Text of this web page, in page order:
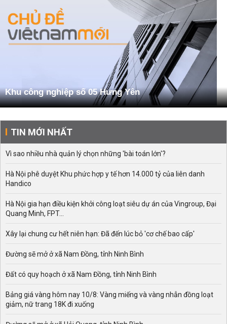
Khu công nghiệp số 05 Hưng Yên
TIN MỚI NHẤT
Vì sao nhiều nhà quản lý chọn những 'bài toán lớn'?
Hà Nội phê duyệt Khu phức hợp y tế hơn 14.000 tỷ của liên danh
Handico
Hà Nội gia hạn điều kiện khởi công loạt siêu dự án của Vingroup, Đại
Quang Minh, FPT...
Xây lại chung cư hết niên hạn: Đã đến lúc bỏ 'cơ chế bao cấp'
Đường sẽ mở ở xã Nam Đồng, tỉnh Ninh Bình
Đất có quy hoạch ở xã Nam Đồng, tỉnh Ninh Bình
Bảng giá vàng hôm nay 10/8: Vàng miếng và vàng nhẫn đồng loạt
giảm, nữ trang 18K đi xuống